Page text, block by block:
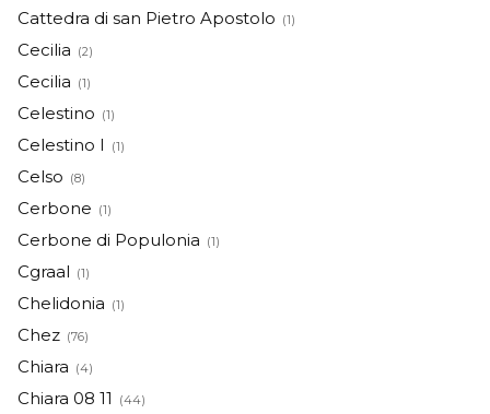
Cattedra di san Pietro Apostolo (1)
Cecilia (2)
Cecilia (1)
Celestino (1)
Celestino I (1)
Celso (8)
Cerbone (1)
Cerbone di Populonia (1)
Cgraal (1)
Chelidonia (1)
Chez (76)
Chiara (4)
Chiara 08 11 (44)